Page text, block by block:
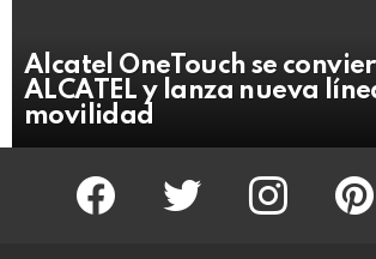
Alcatel OneTouch se
ALCATEL y lanza nueva
movilidad
facebook twitter instagram